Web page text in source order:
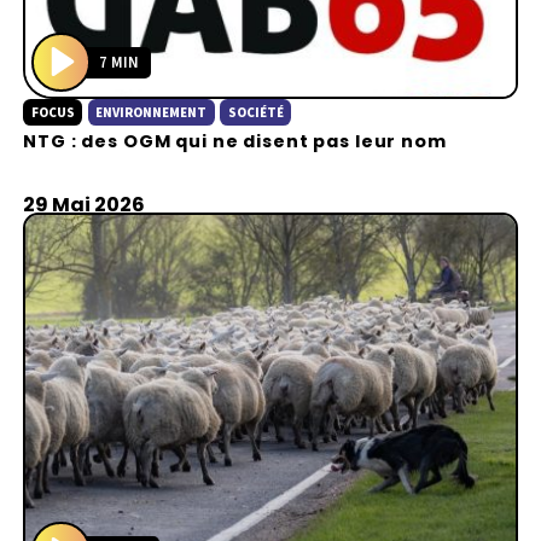
P
l
a
7 MIN
FOCUS ENVIRONNEMENT SOCIÉTÉ
NTG : des OGM qui ne disent pas leur nom
29 Mai 2026